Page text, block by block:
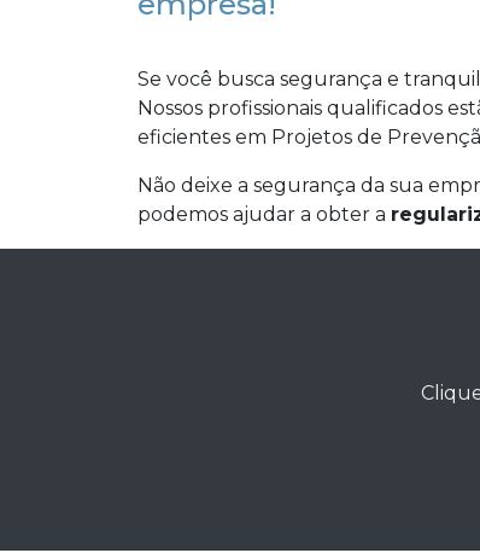
Se você busca segurança e
Nossos profissionais qualificados
eficientes em Projetos de
Não deixe a segurança da sua
podemos ajudar a obter a